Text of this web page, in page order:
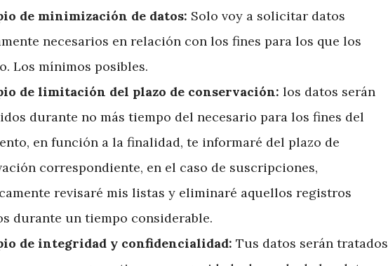
de minimización de datos: Solo voy a solicitar datos
necesarios en relación con los fines para los que los
Los mínimos posibles.
de limitación del plazo de conservación: los datos serán
durante no más tiempo del necesario para los fines del
en función a la finalidad, te informaré del plazo de
correspondiente, en el caso de suscripciones,
revisaré mis listas y eliminaré aquellos registros
durante un tiempo considerable.
de integridad y confidencialidad: Tus datos serán tratados